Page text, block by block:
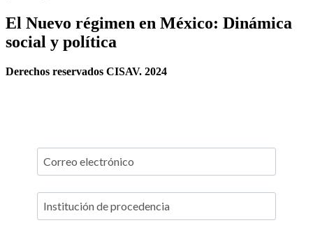
El Nuevo régimen en México: Dinámica
social y política
Derechos reservados CISAV. 2024